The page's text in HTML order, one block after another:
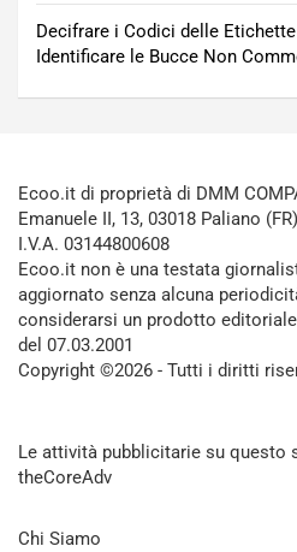
Decifrare i Codici delle
Identificare le Bucce Non
Ecoo.it di proprietà di DMM
Emanuele II, 13, 03018 Paliano
I.V.A. 03144800608
Ecoo.it non è una testata
aggiornato senza alcuna
considerarsi un prodotto
del 07.03.2001
Copyright ©2026 - Tutti i diritti
Le attività pubblicitarie su questo
theCoreAdv
Chi Siamo